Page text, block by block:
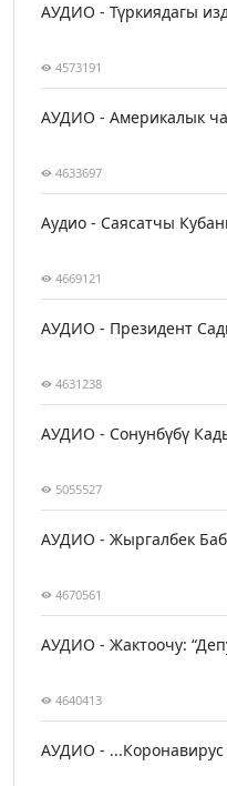
АУДИО - Түркиядагы
4573191
АУДИО - Америкалык
4633697
Аудио - Саясатчы
4669121
АУДИО - Президент
4631238
АУДИО - Сонунбүбү
5055527
АУДИО - Жыргалбек
4670561
АУДИО - Жактоочу:
4640413
АУДИО - ...Коронавирус